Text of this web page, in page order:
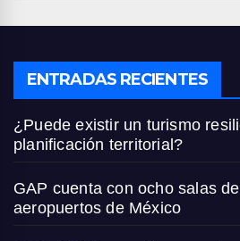
ENTRADAS RECIENTES
¿Puede existir un turismo
planificación territorial?
GAP cuenta con ocho salas
aeropuertos de México